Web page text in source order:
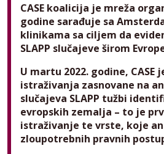
CASE koalicija je mreža
godine sarađuje sa
klinikama sa ciljem da
SLAPP slučajeve širom
U martu 2022. godine,
istraživanja zasnovane na
slučajeva SLAPP tužbi
evropskih zemalja – to je
istraživanje te vrste, koje
zloupotrebnih pravnih